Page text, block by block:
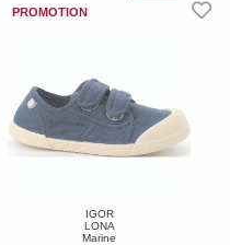
IGOR
LONA
Marine